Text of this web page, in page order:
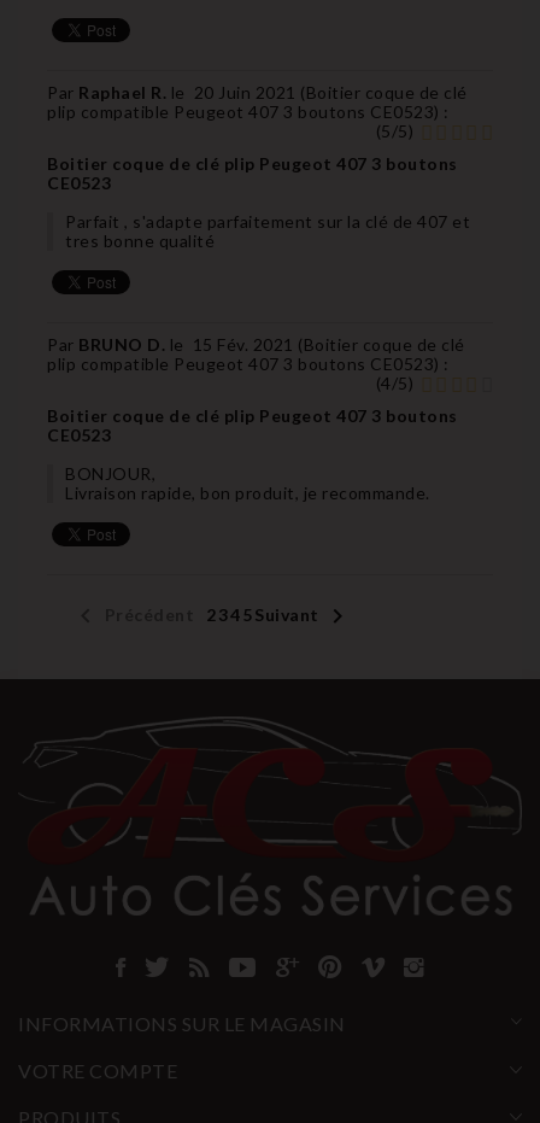
Par Raphael R. le 20 Juin 2021 (Boitier coque de clé
plip compatible Peugeot 407 3 boutons CE0523) :
(5/5)
Boitier coque de clé plip Peugeot 407 3 boutons
CE0523
Parfait , s'adapte parfaitement sur la clé de 407 et
tres bonne qualité
Par BRUNO D. le 15 Fév. 2021 (Boitier coque de clé
plip compatible Peugeot 407 3 boutons CE0523) :
(4/5)
Boitier coque de clé plip Peugeot 407 3 boutons
CE0523
BONJOUR,
Livraison rapide, bon produit, je recommande.
234 5Suivant 
INFORMATIONS SUR LE MAGASIN
VOTRE COMPTE
PRODUITS